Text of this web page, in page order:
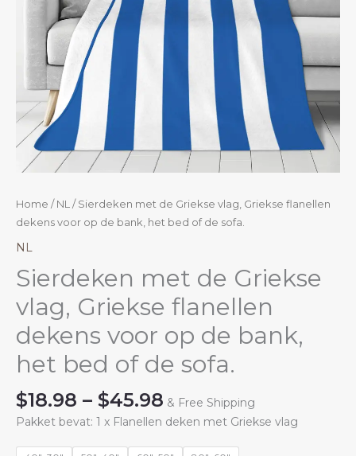
Home / NL / Sierdeken met de Griekse vlag, Griekse flanellen
dekens voor op de bank, het bed of de sofa.
NL
Sierdeken met de Griekse
vlag, Griekse flanellen
dekens voor op de bank,
het bed of de sofa.
$18.98 – $45.98 Price
range:
& Free Shipping
Pakket bevat: 1 x Flanellen deken met Griekse vlag